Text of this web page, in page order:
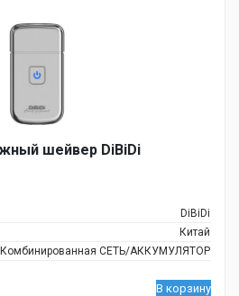
шейвер DiBiDi
DiBiDi
Китай
Комбинированная СЕТЬ/АККУМУЛЯТОР
В корзину